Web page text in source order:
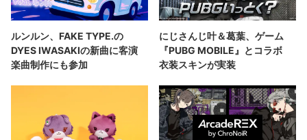
ルンルン、FAKE TYPE.の
DYES IWASAKIの新曲に客演
楽曲制作にも参加
にじさんじ叶＆葛葉、ゲーム
『PUBG MOBILE』とコラボ
衣装スキンが実装